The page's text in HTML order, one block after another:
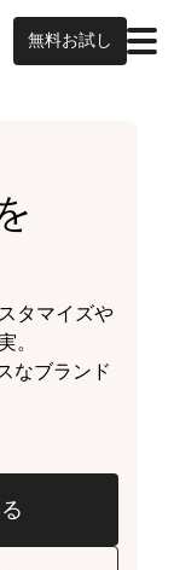
無料お試し
タマイズや
。
なブランド